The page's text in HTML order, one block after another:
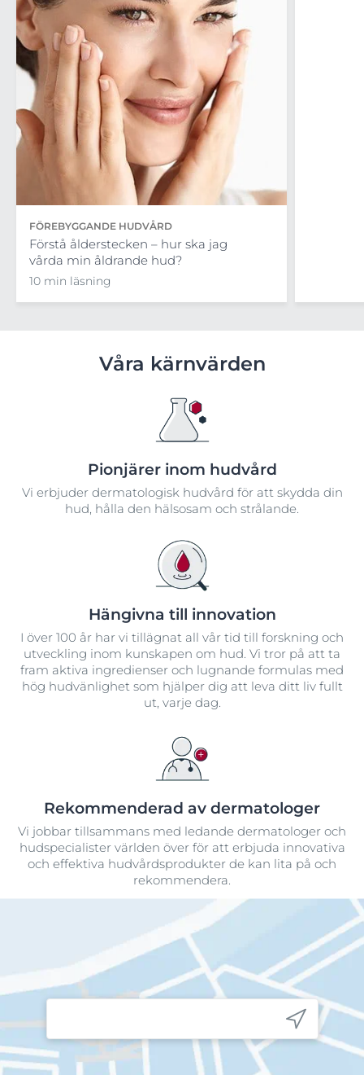
FÖREBYGGANDE HUDVÅRD
Förstå ålderstecken – hur ska jag
vårda min åldrande hud?
10 min läsning
Våra kärnvärden
Pionjärer inom hudvård
Vi erbjuder dermatologisk hudvård för att skydda din
hud, hålla den hälsosam och strålande.
Hängivna till innovation
I över 100 år har vi tillägnat all vår tid till forskning och
utveckling inom kunskapen om hud. Vi tror på att ta
fram aktiva ingredienser och lugnande formulas med
hög hudvänlighet som hjälper dig att leva ditt liv fullt
ut, varje dag.
Rekommenderad av dermatologer
Vi jobbar tillsammans med ledande dermatologer och
hudspecialister världen över för att erbjuda innovativa
och effektiva hudvårdsprodukter de kan lita på och
rekommendera.